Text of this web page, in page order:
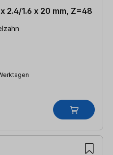
2.4/1.6 x 20 mm, Z=48